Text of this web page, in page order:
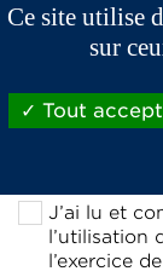
Je souhaite
venir, de
marketing
J’ai lu et
l’utilisation
l’exercice
Ce site utilise
sur
Tout